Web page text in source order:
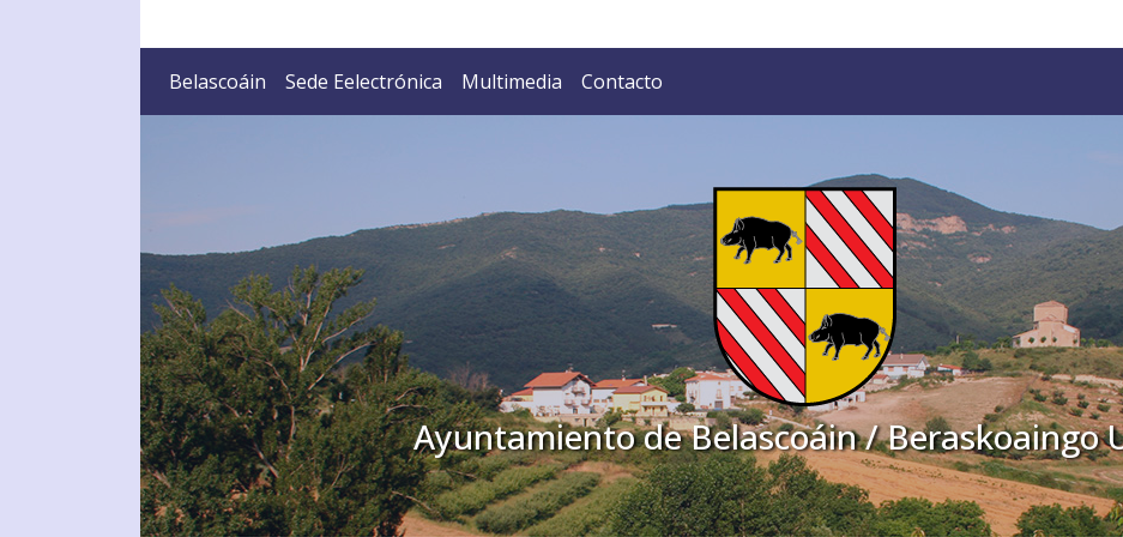
Belascoáin Sede Eelectrónica Multimedia Contacto
Ayuntamiento de Belascoáin / Beraskoaingo